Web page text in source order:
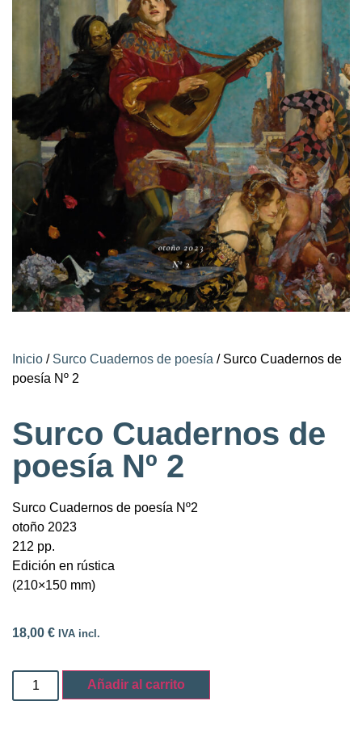
Inicio / Surco Cuadernos de poesía / Surco Cuadernos de
poesía Nº 2
Surco Cuadernos de
poesía Nº 2
Surco Cuadernos de poesía Nº2
otoño 2023
212 pp.
Edición en rústica
(210×150 mm)
18,00 € IVA incl.
Añadir al carrito